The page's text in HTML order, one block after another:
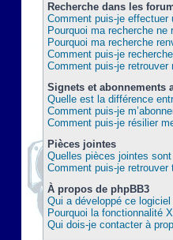
Recherche dans les
Comment puis-je effectuer
Pourquoi ma recherche
Pourquoi ma recherche
Comment puis-je
Comment puis-je
Signets et abonnements
Quelle est la différence
Comment puis-je
Comment puis-je résilier
Pièces jointes
Quelles pièces jointes
Comment puis-je
À propos de phpBB3
Qui a développé ce
Pourquoi la fonctionnalité
Qui dois-je contacter à